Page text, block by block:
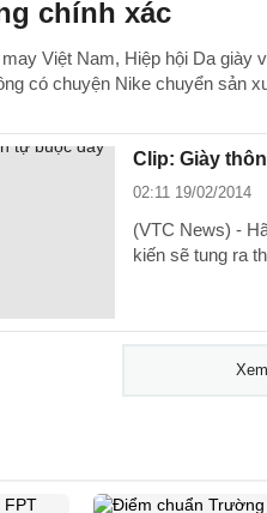
chính xác
Việt Nam, Hiệp hội Da giày
có chuyện Nike chuyển sản
Clip: Giày
02:11 19/02/2014
(VTC News) -
kiến sẽ tung ra